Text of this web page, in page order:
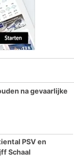
na gevaarlijke
PSV en
Schaal